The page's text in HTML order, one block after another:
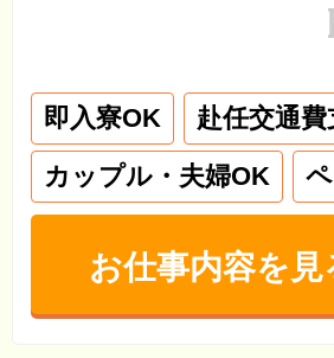
即入寮OK 赴任交通費
カップル・夫婦OK
お仕事内容を見